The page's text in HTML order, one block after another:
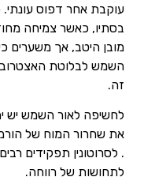
עוקבת אחר דפוס
בסתיו, כאשר צמיחה
מובן היטב, אך משערים
השמש לבלוטת
זה.
לחשיפה לאור השמש יש
את שחרור המוח של
. לסרוטונין תפקידים
לתחושות של רווחה.